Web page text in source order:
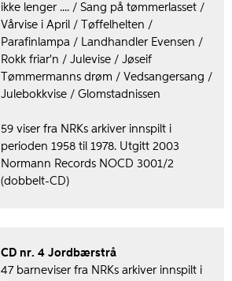
ikke lenger .... / Sang på tømmerlasset /
Vårvise i April / Tøffelhelten /
Parafinlampa / Landhandler Evensen /
Rokk friar'n / Julevise / Jøseif
Tømmermanns drøm / Vedsangersang /
Julebokkvise / Glomstadnissen
59 viser fra NRKs arkiver innspilt i
perioden 1958 til 1978. Utgitt 2003
Normann Records NOCD 3001/2
(dobbelt-CD)
CD nr. 4 Jordbærstrå
47 barneviser fra NRKs arkiver innspilt i